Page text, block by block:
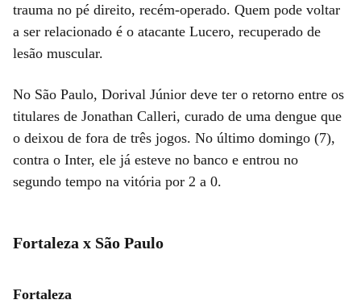
trauma no pé direito, recém-operado. Quem pode voltar
a ser relacionado é o atacante Lucero, recuperado de
lesão muscular.
No São Paulo, Dorival Júnior deve ter o retorno entre os
titulares de Jonathan Calleri, curado de uma dengue que
o deixou de fora de três jogos. No último domingo (7),
contra o Inter, ele já esteve no banco e entrou no
segundo tempo na vitória por 2 a 0.
Fortaleza x São Paulo
Fortaleza